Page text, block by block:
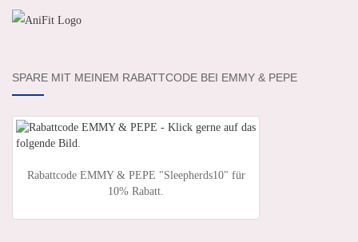
SPARE MIT MEINEM RABATTCODE BEI EMMY & PEPE
Rabattcode EMMY & PEPE "Sleepherds10" für
10% Rabatt.